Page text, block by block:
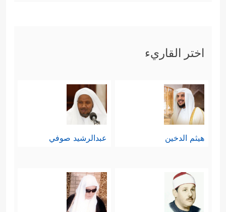
اختر القاريء
هيثم الدخين عبدالرشيد صوفي